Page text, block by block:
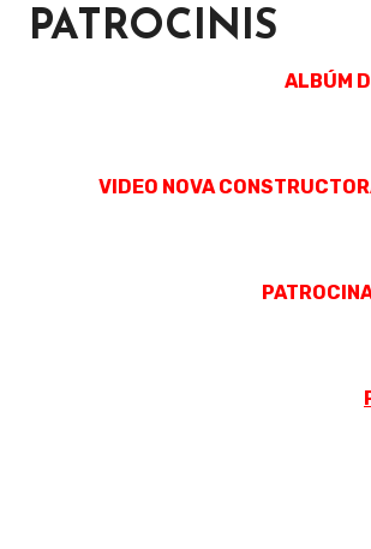
PATROCINIS
ALBÚM
VIDEO NOVA